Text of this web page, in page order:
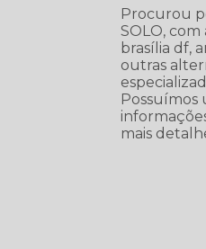
Procurou
SOLO,
brasília df,
outras
Possuímos
mais